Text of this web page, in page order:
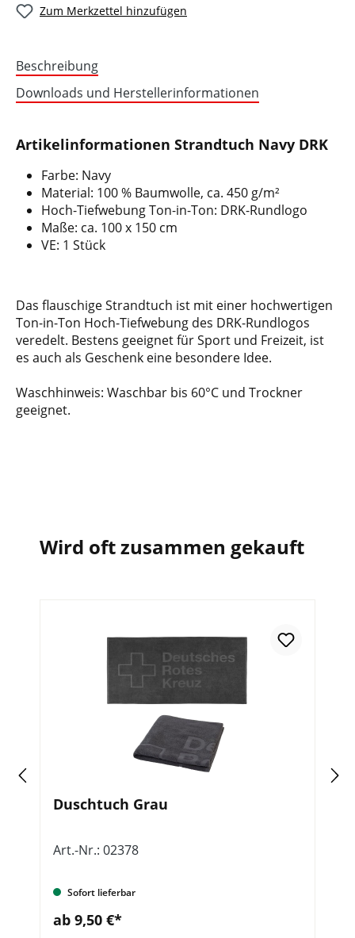
Zum Merkzettel hinzufügen
Beschreibung
Downloads und Herstellerinformationen
Artikelinformationen Strandtuch Navy DRK
Farbe: Navy
Material: 100 % Baumwolle, ca. 450 g/m²
Hoch-Tiefwebung Ton-in-Ton: DRK-Rundlogo
Maße: ca. 100 x 150 cm
VE: 1 Stück
Das flauschige Strandtuch ist mit einer hochwertigen
Ton-in-Ton Hoch-Tiefwebung des DRK-Rundlogos
veredelt. Bestens geeignet für Sport und Freizeit, ist
es auch als Geschenk eine besondere Idee.
Waschhinweis: Waschbar bis 60°C und Trockner
geeignet.
Wird oft zusammen gekauft
Duschtuch Grau
Art.-Nr.: 02378
Sofort lieferbar
ab 9,50 €*